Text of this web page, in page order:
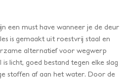
een must have wanneer je de deur
is gemaakt uit roestvrij staal en
alternatief voor wegwerp
licht, goed bestand tegen elke slag
stoffen af aan het water. Door de